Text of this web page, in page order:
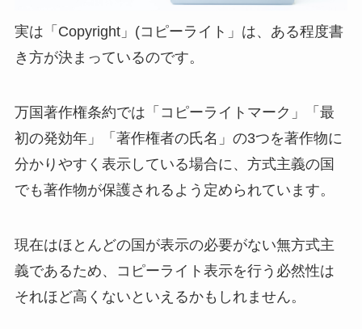
実は「Copyright」(コピーライト」は、ある程度書
き方が決まっているのです。
万国著作権条約では「コピーライトマーク」「最
初の発効年」「著作権者の氏名」の3つを著作物に
分かりやすく表示している場合に、方式主義の国
でも著作物が保護されるよう定められています。
現在はほとんどの国が表示の必要がない無方式主
義であるため、コピーライト表示を行う必然性は
それほど高くないといえるかもしれません。